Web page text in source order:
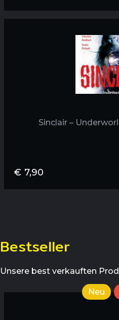
Sinclair –
€ 7,90
Bestseller
Unsere best verkauften
Neu